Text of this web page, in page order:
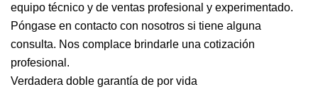
equipo técnico y de ventas profesional y experimentado.
Póngase en contacto con nosotros si tiene alguna
consulta. Nos complace brindarle una cotización
profesional.
Verdadera doble garantía de por vida